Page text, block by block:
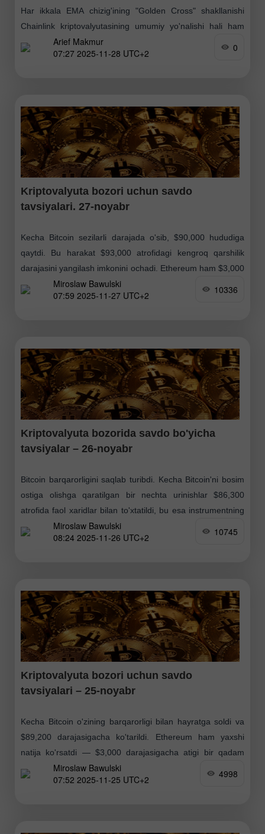
Har ikkala EMA chizig'ining "Golden Cross" shakllanishi
Chainlink kriptovalyutasining umumiy yo'nalishi hali ham
mustahkamlanib borayotganini ko'rsatmoqda. Qarshilik 2 :
13.72443 Qarshilik 1 : 13.58148 Pivot : 13.40688 Qo'llab-
Arief Makmur
07:27 2025-11-28 UTC+2
0
Kriptovalyuta bozori uchun savdo
tavsiyalari. 27-noyabr
Kecha Bitcoin sezilarli darajada o'sib, $90,000 hududiga
qaytdi. Bu harakat $93,000 atrofidagi kengroq qarshilik
darajasini yangilash imkonini ochadi. Ethereum ham $3,000
darajasiga qaytdi va hozirda shu zonada
mustahkamlanishga urinmoqda. Riskka
Miroslaw Bawulski
07:59 2025-11-27 UTC+2
10336
Kriptovalyuta bozorida savdo bo'yicha
tavsiyalar – 26-noyabr
Bitcoin barqarorligini saqlab turibdi. Kecha Bitcoin'ni bosim
ostiga olishga qaratilgan bir nechta urinishlar $86,300
atrofida faol xaridlar bilan to'xtatildi, bu esa instrumentning
yanada yuqoriga korreksiyalanish ehtimolini saqlab qoldi.
Ethereum
Miroslaw Bawulski
08:24 2025-11-26 UTC+2
10745
Kriptovalyuta bozori uchun savdo
tavsiyalari – 25-noyabr
Kecha Bitcoin o'zining barqarorligi bilan hayratga soldi va
$89,200 darajasigacha ko'tarildi. Ethereum ham yaxshi
natija ko'rsatdi — $3,000 darajasigacha atigi bir qadam
qoldi. Kecha BTC bo'yicha ochiq pozitsiyalar hajmi joriy
Miroslaw Bawulski
07:52 2025-11-25 UTC+2
4998